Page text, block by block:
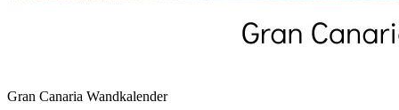
Gran Canaria Wandkalender